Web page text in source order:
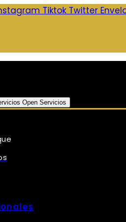
Tiktok Twitter
Open Servicios